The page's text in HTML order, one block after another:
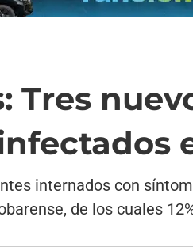
Tres
internados con
de los cuales